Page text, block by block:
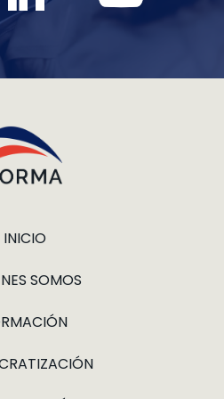
INICIO
SOMOS